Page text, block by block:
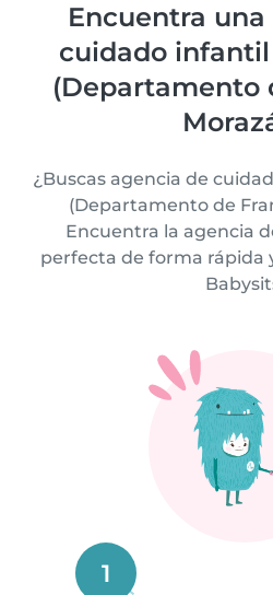
Encuentra
cuidado infantil
(Departamento
¿Buscas agencia de
(Departamento de
Encuentra la agencia
perfecta de forma rápida
1